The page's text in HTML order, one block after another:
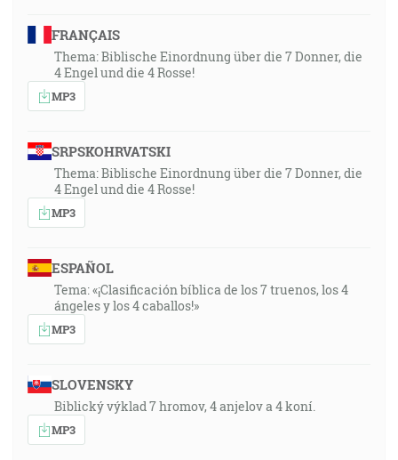
FRANÇAIS
Thema: Biblische Einordnung über die 7 Donner, die
4 Engel und die 4 Rosse!
MP3
SRPSKOHRVATSKI
Thema: Biblische Einordnung über die 7 Donner, die
4 Engel und die 4 Rosse!
MP3
ESPAÑOL
Tema: «¡Clasificación bíblica de los 7 truenos, los 4
ángeles y los 4 caballos!»
MP3
SLOVENSKY
Biblický výklad 7 hromov, 4 anjelov a 4 koní.
MP3